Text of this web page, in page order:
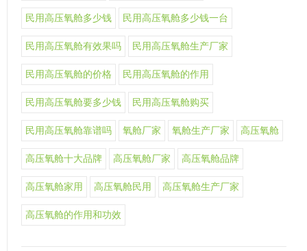
民用高压氧舱多少钱 民用高压氧舱多少钱一台
民用高压氧舱有效果吗 民用高压氧舱生产厂家
民用高压氧舱的价格 民用高压氧舱的作用
民用高压氧舱要多少钱 民用高压氧舱购买
民用高压氧舱靠谱吗 氧舱厂家 氧舱生产厂家 高压氧舱
高压氧舱十大品牌 高压氧舱厂家 高压氧舱品牌
高压氧舱家用 高压氧舱民用 高压氧舱生产厂家
高压氧舱的作用和功效